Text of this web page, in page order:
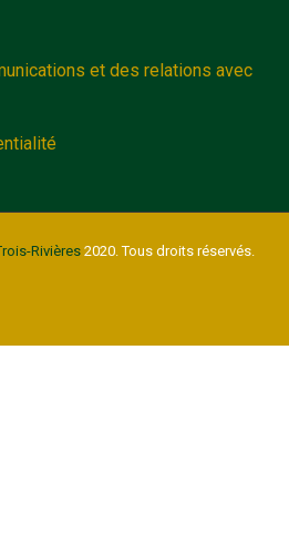
et des relations avec
Rivières2020. Tous droits réservés.